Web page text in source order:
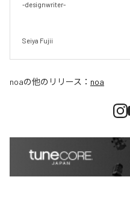
-designwriter-
Seiya Fujii
noaの他のリリース： noa